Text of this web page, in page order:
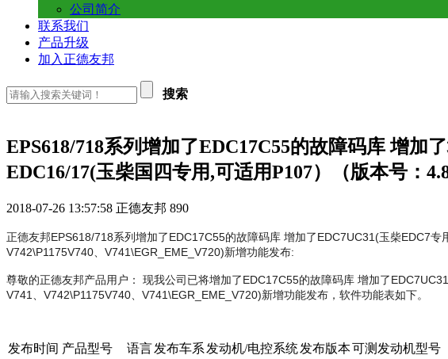
公司简介
联系我们
产品升级
加入正德友邦
搜索
EPS618/718系列增加了EDC17C55的故障码库 增加
EDC16/17(玉柴国四专用,可适用P107）（版本号：4.8
2018-07-26 13:57:58 正德友邦 890
正德友邦EPS618/718系列增加了EDC17C55的故障码库 增加了EDC7UC31(玉柴EDC7
V742\P1175V740、V741\EGR_EME_V720)新增功能发布:
尊敬的正德友邦产品用户： 现我公司已将增加了EDC17C55的故障码库 增加了
V741、V742\P1175V740、V741\EGR_EME_V720)新增功能发布，软件功能表如下。
发布时间 产品型号 语言发布车系 发动机/电控系统发布版本可测发动机型号